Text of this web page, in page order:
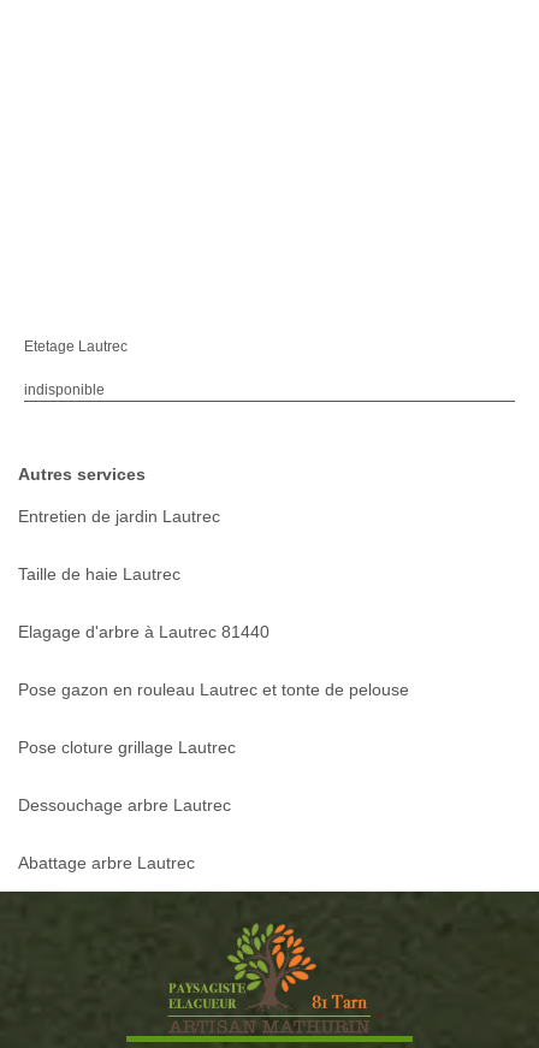
Etetage Lautrec
indisponible
Autres services
Entretien de jardin Lautrec
Taille de haie Lautrec
Elagage d'arbre à Lautrec 81440
Pose gazon en rouleau Lautrec et tonte de pelouse
Pose cloture grillage Lautrec
Dessouchage arbre Lautrec
Abattage arbre Lautrec